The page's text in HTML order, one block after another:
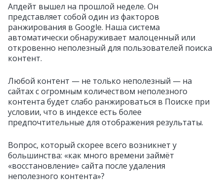
Апдейт вышел на прошлой неделе. Он
представляет собой один из факторов
ранжирования в Google. Наша система
автоматически обнаруживает малоценный или
откровенно неполезный для пользователей поиска
контент.
Любой контент — не только неполезный — на
сайтах с огромным количеством неполезного
контента будет слабо ранжироваться в Поиске при
условии, что в индексе есть более
предпочтительные для отображения результаты.
Вопрос, который скорее всего возникнет у
большинства: «как много времени займёт
«восстановление» сайта после удаления
неполезного контента»?